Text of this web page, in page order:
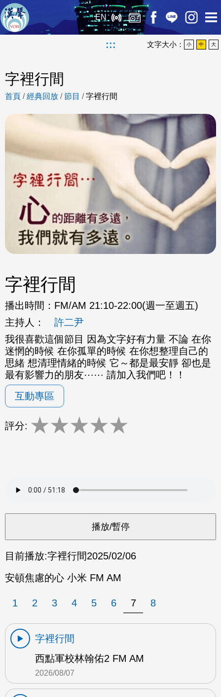
EN
::: 文字大小： 小 中 大
字裡行間
首頁 /經典回放 /節目 /字裡行間
字裡行間
播出時間： FM/AM 21:10-22:00(週一至週五)
主持人：
許二尹
我很喜歡這個節目 因為文字好有力量 不論 在你
迷惘的時候 在你孤單的時候 在你想整理自己的
思緒 想清理情緒的時候 它～都是最安靜 卻也是
最有影響力的朋友⋯⋯ 請加入我們吧！！
互動專區
評分: ★★★★★
目前播放:字裡行間2025/02/06
安頓焦慮的心 小米 FM AM
1 2 3 4 5 6 7 8
字裡行間
西點軍校林翰佑2 FM AM
2026/08/07